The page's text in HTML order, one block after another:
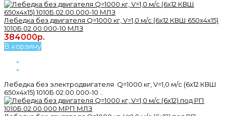
Лебедка без двигателя Q=1000 кг, V=1,0 м/с (6х12 КВШ 650х4х15)
1010Б.02.00.000-10 МЛЗ
384000р.
В корзину
Лебедка без электродвигателя Q=1000 кг, V=1,0 м/с (6х12 КВШ
650х4х15) 1010Б.02.00.000-10 ..